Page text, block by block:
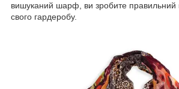
вишуканий шарф, ви зробите правильний
свого гардеробу.